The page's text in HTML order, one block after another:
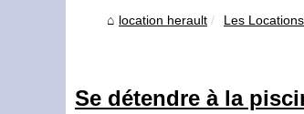
location herault Les
Se détendre à la